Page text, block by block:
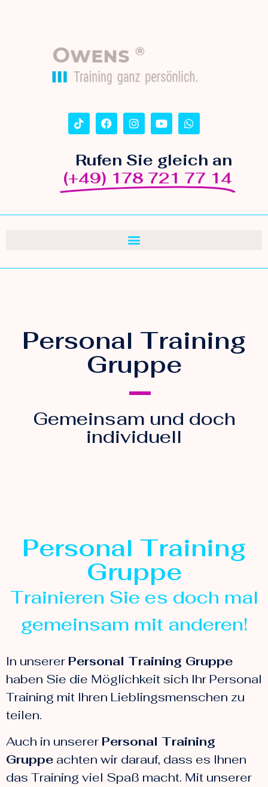
Rufen Sie gleich an
(+49) 178 721 77 14
Personal Training
Gruppe
Gemeinsam und doch
individuell
Personal Training
Gruppe
Trainieren Sie es doch mal
gemeinsam mit anderen!
In unserer Personal Training Gruppe
haben Sie die Möglichkeit sich Ihr Personal
Training mit Ihren Lieblingsmenschen zu
teilen.
Auch in unserer Personal Training
Gruppe achten wir darauf, dass es Ihnen
das Training viel Spaß macht. Mit unserer